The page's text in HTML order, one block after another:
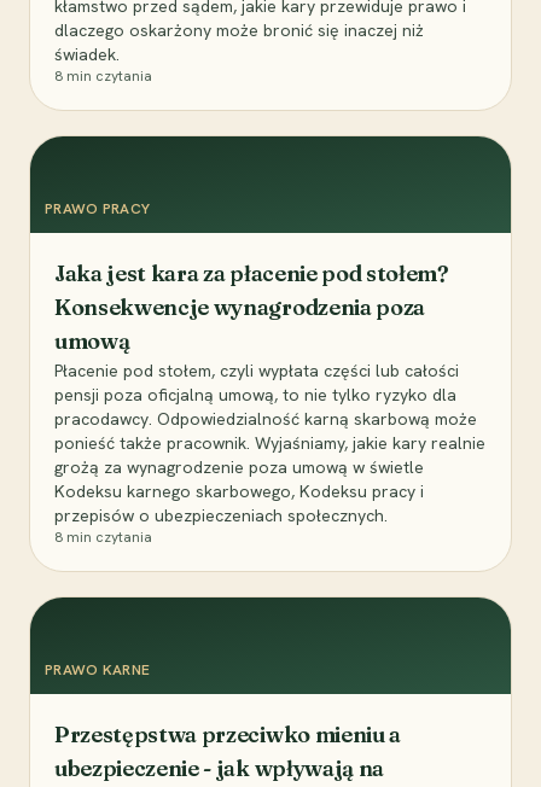
kłamstwo przed sądem, jakie kary przewiduje prawo i
dlaczego oskarżony może bronić się inaczej niż
świadek.
8 min czytania
PRAWO PRACY
Jaka jest kara za płacenie pod stołem?
Konsekwencje wynagrodzenia poza
umową
Płacenie pod stołem, czyli wypłata części lub całości
pensji poza oficjalną umową, to nie tylko ryzyko dla
pracodawcy. Odpowiedzialność karną skarbową może
ponieść także pracownik. Wyjaśniamy, jakie kary realnie
grożą za wynagrodzenie poza umową w świetle
Kodeksu karnego skarbowego, Kodeksu pracy i
przepisów o ubezpieczeniach społecznych.
8 min czytania
PRAWO KARNE
Przestępstwa przeciwko mieniu a
ubezpieczenie - jak wpływają na